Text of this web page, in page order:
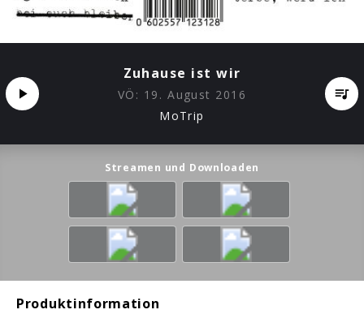
Zuhause ist wir
VÖ: 19. August 2016
MoTrip
Streamen und Downloaden
Produktinformation